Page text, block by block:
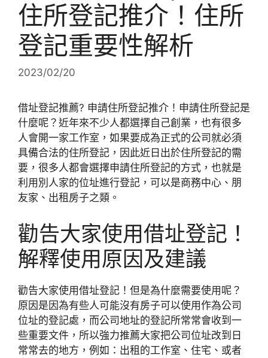
住所登記推介！住所
登記重要性解析
2023/02/20
借址登記推薦? 申請住所登記推介！申請住所登記是
什麼呢？近年來不少人都選擇自己創業，也有很多
人會開一家工作室，如果要成為正式的公司就必須
具備合法的住所登記，因此近日出於住所登記的需
要，很多人都會選擇申請住所登記的方式，也就是
利用別人家的位址進行登記，可以是商務中心、朋
友家、出租房子之類。
勸告大家使用借址登記！
解釋使用原因及建議
勸告大家使用借址登記！但是為什麼需要使用呢？
原因是因為有些人可能沒有房子可以使用作為公司
位址的登記處，而公司地址的登記所常常會收到一
些重要文件，所以強力推薦大家把公司位址改到日
常常去的地方，例如：出租的工作室、住宅、或者